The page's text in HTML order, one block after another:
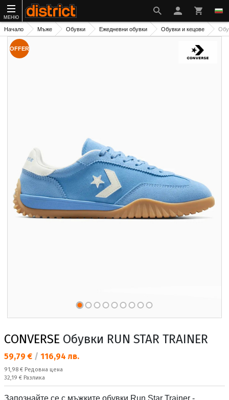
МЕНЮ
Начало Мъже Обувки Ежедневни обувки Обувки и кецове
OFFER
CONVERSE Обувки RUN STAR TRAINER
Текуща цена:
59,79 € / 116,94 лв.
Редовна цена:
91,98 € Редовна цена
Спестявате:
32,19 € Разлика
Запознайте се с мъжките обувки Run Star Trainer -